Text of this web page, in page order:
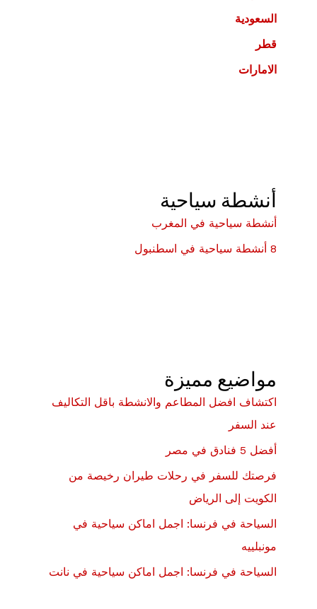
السعودية
قطر
الامارات
أنشطة سياحية
أنشطة سياحية في المغرب
8 أنشطة سياحية في اسطنبول
مواضيع مميزة
اكتشاف افضل المطاعم والانشطة باقل التكاليف
عند السفر
أفضل 5 فنادق في مصر
فرصتك للسفر في رحلات طيران رخيصة من
الكويت إلى الرياض
السياحة في فرنسا: اجمل اماكن سياحية في
مونبلييه
السياحة في فرنسا: اجمل اماكن سياحية في نانت